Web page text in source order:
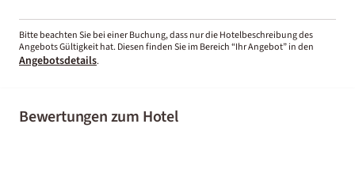
Bitte beachten Sie bei einer Buchung, dass nur die Hotelbeschreibung des
Angebots Gültigkeit hat. Diesen finden Sie im Bereich “Ihr Angebot” in den
Angebotsdetails.
Bewertungen zum Hotel